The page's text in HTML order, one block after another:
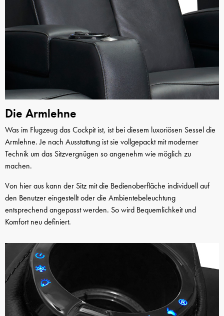
Die Armlehne
Was im Flugzeug das Cockpit ist, ist bei diesem luxoriösen Sessel die
Armlehne. Je nach Ausstattung ist sie vollgepackt mit moderner
Technik um das Sitzvergnügen so angenehm wie möglich zu
machen.
Von hier aus kann der Sitz mit die Bedienoberfläche individuell auf
den Benutzer eingestellt oder die Ambientebeleuchtung
entsprechend angepasst werden. So wird Bequemlichkeit und
Komfort neu definiert.